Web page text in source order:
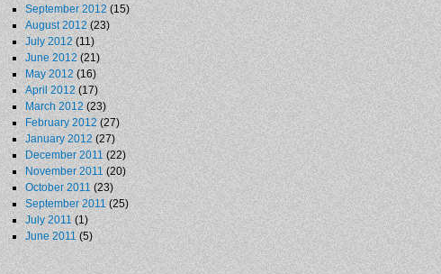
September 2012(15)
August 2012(23)
July 2012(11)
June 2012(21)
May 2012(16)
April 2012(17)
March 2012(23)
February 2012(27)
January 2012(27)
December 2011(22)
November 2011(20)
October 2011(23)
September 2011(25)
July 2011(1)
June 2011(5)